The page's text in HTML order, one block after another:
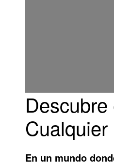
En un mundo